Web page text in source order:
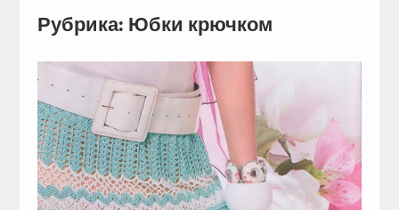
Рубрика: Юбки крючком